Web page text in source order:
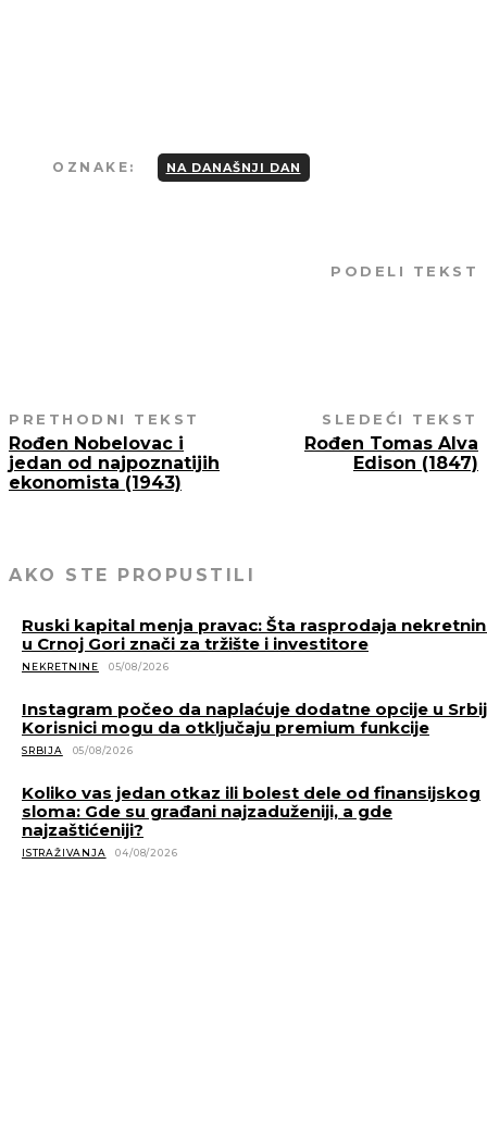
OZNAKE: NA DANAŠNJI DAN
PODELI TEKST
PRETHODNI TEKST
Rođen Nobelovac i
jedan od najpoznatijih
ekonomista (1943)
SLEDEĆI TEKST
Rođen Tomas Alva
Edison (1847)
AKO STE PROPUSTILI
Ruski kapital menja pravac: Šta rasprodaja
u Crnoj Gori znači za tržište i investitore
NEKRETNINE 05/08/2026
Instagram počeo da naplaćuje dodatne opcije u
Korisnici mogu da otključaju premium funkcije
SRBIJA 05/08/2026
Koliko vas jedan otkaz ili bolest dele od finansijskog
sloma: Gde su građani najzaduženiji, a gde
najzaštićeniji?
ISTRAŽIVANJA 04/08/2026